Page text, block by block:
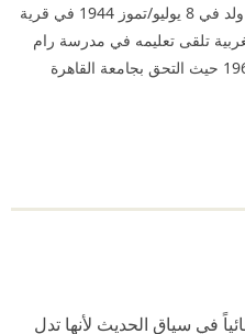
صاحبها المنفي في البلاد
شاعر فلسطيني ولد في 8 يوليو/تموز 1944 في قرية
تلقى تعليمه في مدرسة رام
الله الثانوية، وسافر إلى مصر العام 1963 حيث التحق بجامعة القاهرة
في سياق الحديث لأنها تدل